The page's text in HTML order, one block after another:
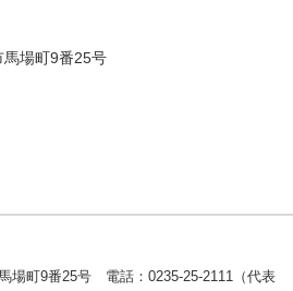
場町9番25号
場町9番25号 電話：0235-25-2111（代表